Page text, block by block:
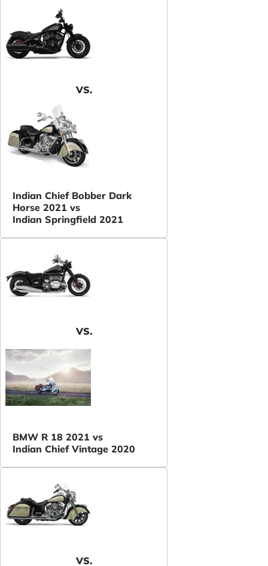
VS.
Indian Chief Bobber Dark
Horse 2021 vs
Indian Springfield 2021
VS.
BMW R 18 2021 vs
Indian Chief Vintage 2020
VS.